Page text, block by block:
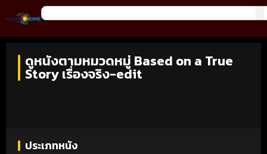
ดูหนังตามหมวดหมู่ Based on a True
Story เรื่องจริง-edit
ประเภทหนัง